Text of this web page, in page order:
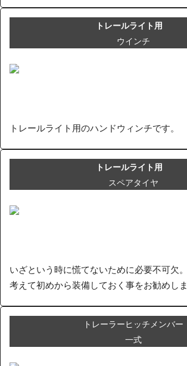
トレールライト用
ウインチ
トレールライト用のハンドウィンチです。
トレールライト用
スペアタイヤ
いざという時に慌てないために必要不可欠
考えて初めから装備しておく事をお勧めしま
トレーラーヒッチメンバー
一式